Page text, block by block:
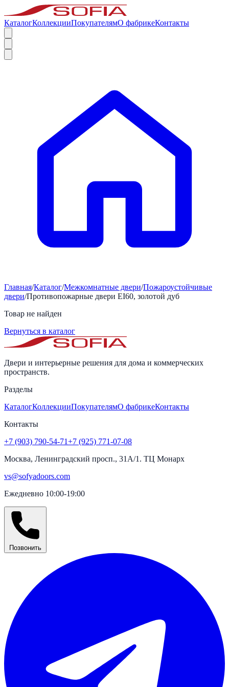
КаталогКоллекцииПокупателямО фабрикеКонтакты
Главная/Каталог/Межкомнатные двери/Пожароустойчивые
двери/Противопожарные двери EI60, золотой дуб
Товар не найден
Вернуться в каталог
Двери и интерьерные решения для дома и коммерческих
пространств.
Разделы
КаталогКоллекцииПокупателямО фабрикеКонтакты
Контакты
+7 (903) 790-54-71+7 (925) 771-07-08
Москва, Ленинградский просп., 31А/1. ТЦ Монарх
vs@sofyadoors.com
Ежедневно 10:00-19:00
Позвонить